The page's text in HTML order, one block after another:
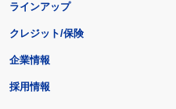
ラインアップ
クレジット/保険
企業情報
採用情報